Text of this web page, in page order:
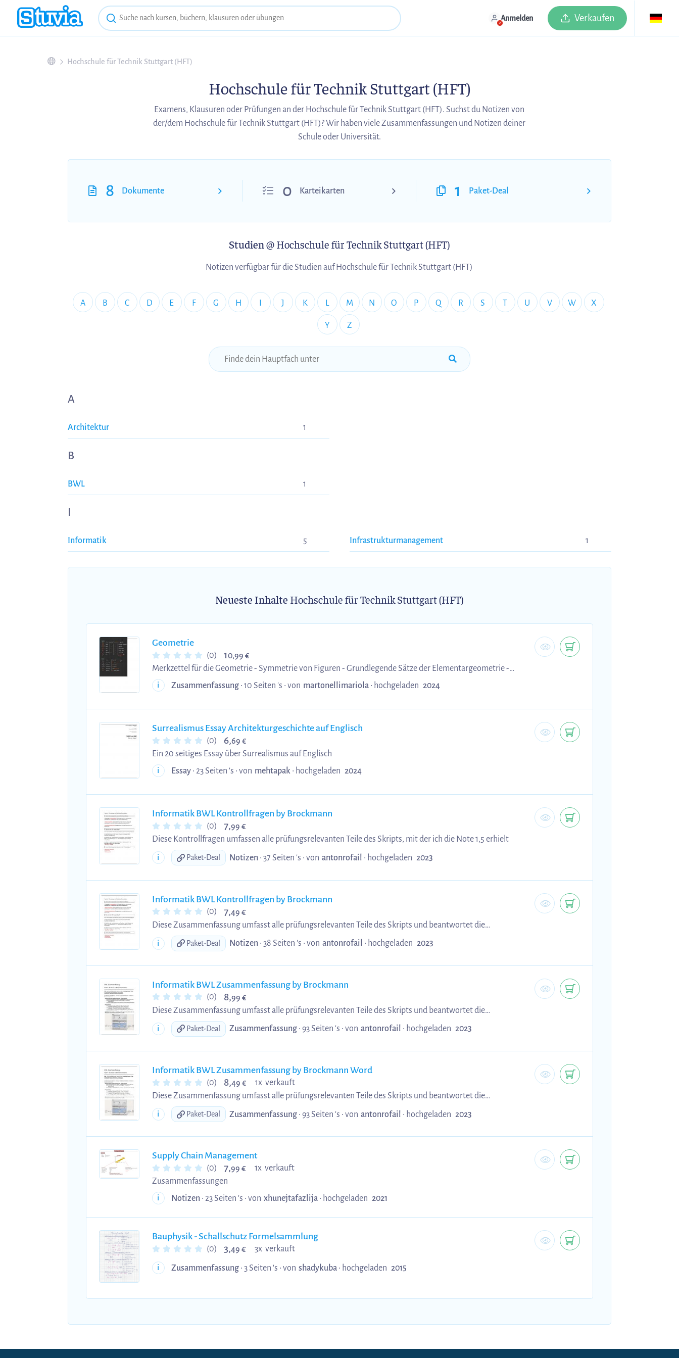
Anmelden Verkaufen
Hochschule für Technik Stuttgart (HFT)
Hochschule für Technik Stuttgart (HFT)
Examens, Klausuren oder Prüfungen an der Hochschule für Technik Stuttgart (HFT). Suchst du Notizen von
der/dem Hochschule für Technik Stuttgart (HFT)? Wir haben viele Zusammenfassungen und Notizen deiner
Schule oder Universität.
8 Dokumente 0 Karteikarten 1 Paket-Deal
Studien@ Hochschule für Technik Stuttgart (HFT)
Notizen verfügbar für die Studien auf Hochschule für Technik Stuttgart (HFT)
A B C D E F G H J K L M N O P Q R S T U V W X
Y Z
A
Architektur 1
B
BWL 1
I
Informatik 5 Infrastrukturmanagement 1
Neueste Inhalte Hochschule für Technik Stuttgart (HFT)
Geometrie
(0) 10,99 €
Merkzettel für die Geometrie - Symmetrie von Figuren - Grundlegende Sätze der Elementargeometrie -
Kongruenzsätze - Strahlensätze - Satz des Pythagoras + Sinus- und Kosinus Satz - Lineare
Gleichungssysteme - Matrizen und Determinaten - Vektoren
i Zusammenfassung• 10 Seiten 's • von martonellimariola• hochgeladen 2024
Surrealismus Essay Architekturgeschichte auf Englisch
(0) 6,69 €
Ein 20 seitiges Essay über Surrealismus auf Englisch
i Essay• 23 Seiten 's • von mehtapak• hochgeladen 2024
Informatik BWL Kontrollfragen by Brockmann
(0) 7,99 €
Diese Kontrollfragen umfassen alle prüfungsrelevanten Teile des Skripts, mit der ich die Note 1,5 erhielt
i Paket-Deal Notizen• 37 Seiten 's • von antonrofail • hochgeladen 2023
Informatik BWL Kontrollfragen by Brockmann
(0) 7,49 €
Diese Zusammenfassung umfasst alle prüfungsrelevanten Teile des Skripts und beantwortet die
Kontrollfragen, mit der ich die Note 1,5 erhielt
i Paket-Deal Notizen• 38 Seiten 's • von antonrofail • hochgeladen 2023
Informatik BWL Zusammenfassung by Brockmann
(0) 8,99 €
Diese Zusammenfassung umfasst alle prüfungsrelevanten Teile des Skripts und beantwortet die
Kontrollfragen, mit der ich die Note 1,5 erhielt
i Paket-Deal Zusammenfassung• 93 Seiten 's • von antonrofail • hochgeladen 2023
Informatik BWL Zusammenfassung by Brockmann Word
(0) 8,49 €
1x verkauft
Diese Zusammenfassung umfasst alle prüfungsrelevanten Teile des Skripts und beantwortet die
Kontrollfragen, mit der ich die Note 1,5 erhielt als Word Datei :-)
i Paket-Deal Zusammenfassung• 93 Seiten 's • von antonrofail • hochgeladen 2023
Supply Chain Management
(0) 7,99 €
1x verkauft
Zusammenfassungen
i Notizen• 23 Seiten 's • von xhunejtafazlija• hochgeladen 2021
Bauphysik - Schallschutz Formelsammlung
(0) 3,49 € 3x verkauft
i Zusammenfassung• 3 Seiten 's • von shadykuba• hochgeladen 2015